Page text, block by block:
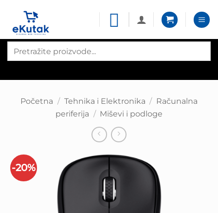
content
search
Početna / Tehnika i Elektronika / Računalna
periferija / Miševi i podloge
-20%